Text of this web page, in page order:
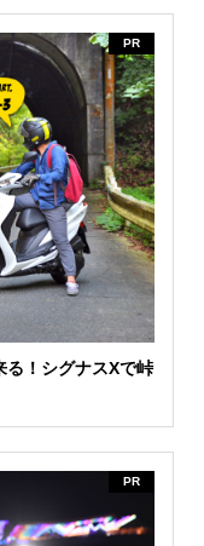
PR
る！シグナスXで峠
PR